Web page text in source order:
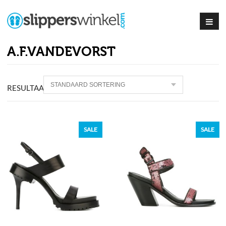
A.F.VANDEVORST
RESULTAAT 16PRODUCTEN
SALE SALE